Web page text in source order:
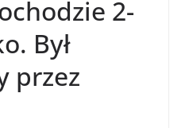
2-
Był
przez